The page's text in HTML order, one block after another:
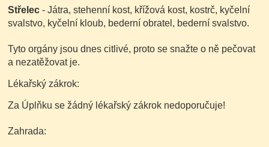
Střelec - Játra, stehenní kost, křížová kost, kostrč, kyčelní
svalstvo, kyčelní kloub, bederní obratel, bederní svalstvo.
Tyto orgány jsou dnes citlivé, proto se snažte o ně pečovat
a nezatěžovat je.
Lékařský zákrok:
Za Úplňku se žádný lékařský zákrok nedoporučuje!
Zahrada: